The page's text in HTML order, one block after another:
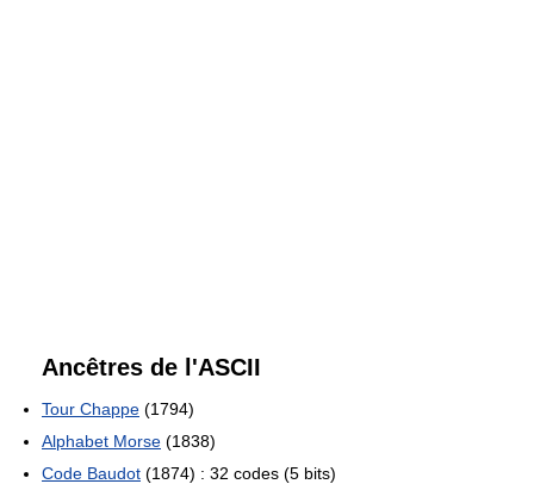
Ancêtres de l'ASCII
Tour Chappe (1794)
Alphabet Morse (1838)
Code Baudot (1874) : 32 codes (5 bits)